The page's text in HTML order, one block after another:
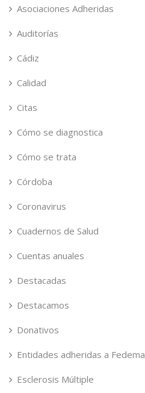
Asociaciones Adheridas
Auditorías
Cádiz
Calidad
Citas
Cómo se diagnostica
Cómo se trata
Córdoba
Coronavirus
Cuadernos de Salud
Cuentas anuales
Destacadas
Destacamos
Donativos
Entidades adheridas a Fedema
Esclerosis Múltiple